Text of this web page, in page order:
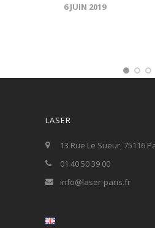
6 JUIN 2019
LASER
13 Rue Le Sueur, 75116
01 40 50 39 00
info@laser-paris.fr